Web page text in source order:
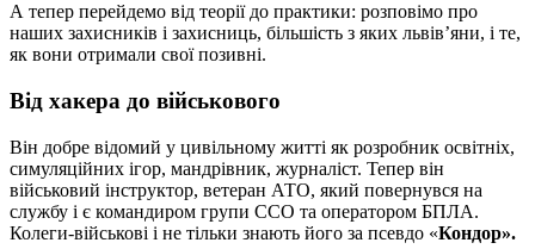
А тепер перейдемо від теорії до практики: розповімо про
наших захисників і захисниць, більшість з яких львів’яни, і те,
як вони отримали свої позивні.
Від хакера до військового
Він добре відомий у цивільному житті як розробник освітніх,
симуляційних ігор, мандрівник, журналіст. Тепер він
військовий інструктор, ветеран АТО, який повернувся на
службу і є командиром групи ССО та оператором БПЛА.
Колеги-військові і не тільки знають його за псевдо «Кондор».